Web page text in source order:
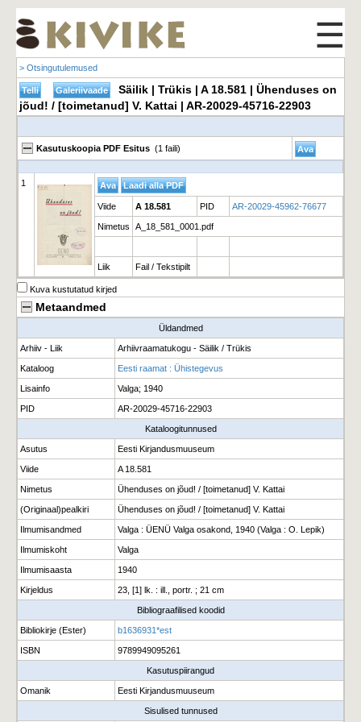
☰
> Otsingutulemused
Säilik | Trükis | A 18.581 | Ühenduses on
jõud! / [toimetanud] V. Kattai | AR-20029-45716-22903
Kasutuskoopia PDF Esitus (1 faili)
1
Viide A 18.581 PID AR-20029-45962-76677
Nimetus A_18_581_0001.pdf
Liik Fail / Tekstipilt
Kuva kustutatud kirjed
Metaandmed
Üldandmed
Arhiiv - Liik Arhiivraamatukogu - Säilik / Trükis
Kataloog Eesti raamat : Ühistegevus
Lisainfo Valga; 1940
PID AR-20029-45716-22903
Kataloogitunnused
Asutus Eesti Kirjandusmuuseum
Viide A 18.581
Nimetus Ühenduses on jõud! / [toimetanud] V. Kattai
(Originaal)pealkiri Ühenduses on jõud! / [toimetanud] V. Kattai
Ilmumisandmed Valga : ÜENÜ Valga osakond, 1940 (Valga : O. Lepik)
Ilmumiskoht Valga
Ilmumisaasta 1940
Kirjeldus 23, [1] lk. : ill., portr. ; 21 cm
Bibliograafilised koodid
Bibliokirje (Ester) b1636931*est
ISBN 9789949095261
Kasutuspiirangud
Omanik Eesti Kirjandusmuuseum
Sisulised tunnused